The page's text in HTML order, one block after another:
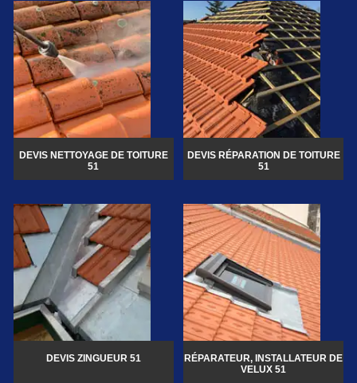
DEVIS NETTOYAGE DE TOITURE
51
DEVIS RÉPARATION DE TOITURE
51
DEVIS ZINGUEUR 51
RÉPARATEUR, INSTALLATEUR DE
VELUX 51